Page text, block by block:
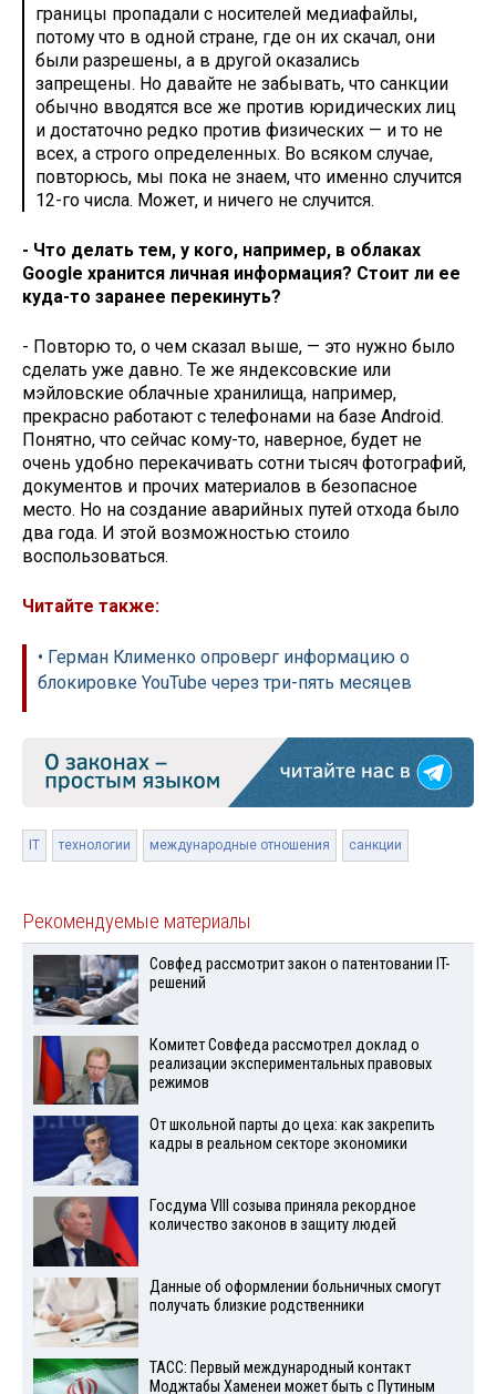
границы пропадали с носителей медиафайлы,
потому что в одной стране, где он их скачал, они
были разрешены, а в другой оказались
запрещены. Но давайте не забывать, что санкции
обычно вводятся все же против юридических лиц
и достаточно редко против физических — и то не
всех, а строго определенных. Во всяком случае,
повторюсь, мы пока не знаем, что именно случится
12-го числа. Может, и ничего не случится.
- Что делать тем, у кого, например, в облаках
Google хранится личная информация? Стоит ли ее
куда-то заранее перекинуть?
- Повторю то, о чем сказал выше, — это нужно было
сделать уже давно. Те же яндексовские или
мэйловские облачные хранилища, например,
прекрасно работают с телефонами на базе Android.
Понятно, что сейчас кому-то, наверное, будет не
очень удобно перекачивать сотни тысяч фотографий,
документов и прочих материалов в безопасное
место. Но на создание аварийных путей отхода было
два года. И этой возможностью стоило
воспользоваться.
Читайте также:
• Герман Клименко опроверг информацию о
блокировке YouTube через три-пять месяцев
IT технологии международные отношения санкции
Рекомендуемые материалы
Совфед рассмотрит закон о патентовании IT-
решений
Комитет Совфеда рассмотрел доклад о
реализации экспериментальных правовых
режимов
От школьной парты до цеха: как закрепить
кадры в реальном секторе экономики
Госдума VIII созыва приняла рекордное
количество законов в защиту людей
Данные об оформлении больничных смогут
получать близкие родственники
ТАСС: Первый международный контакт
Моджтабы Хаменеи может быть с Путиным